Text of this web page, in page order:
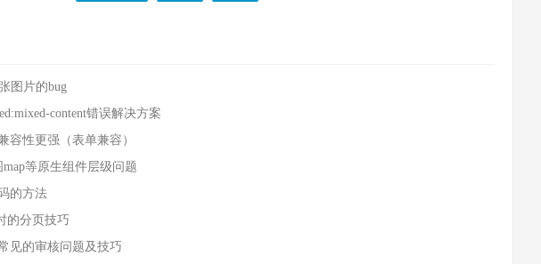
图片的bug
content错误解决方案
容性更强（表单兼容）
等原生组件层级问题
的方法
的分页技巧
见的审核问题及技巧